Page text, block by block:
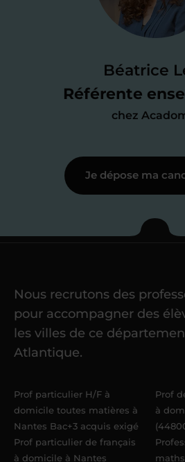
Béatrice
Référente
chez
test de 15
des programmes
me mettre à jour au
j’échange en direct
Étape 3
Je commence
Une fois ma
référent me confie mes
élèves dans un délai de
maximum
Je dépose ma
Nous recrutons des
pour accompagner des
les villes de ce
Atlantique.
Prof particulier H/F à
domicile toutes matières à
Nantes Bac+3 acquis exigé
Prof particulier de français
à domicile à Nantes
Prof
à